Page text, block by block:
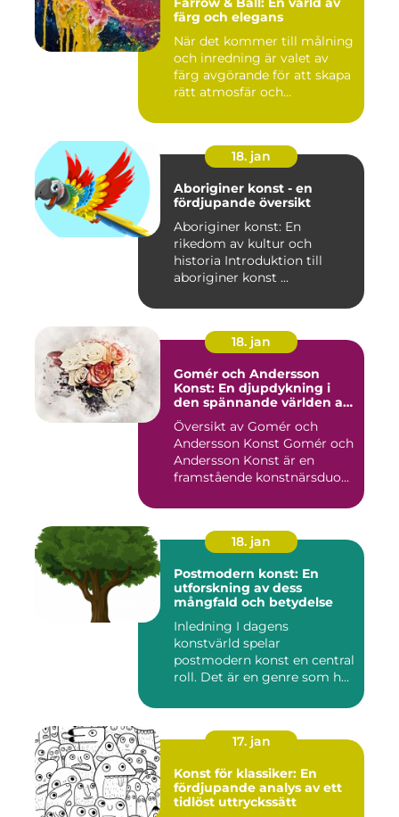
färg och elegans
När det kommer till målning
och inredning är valet av
färg avgörande för att skapa
rätt atmosfär och...
18. jan
Aboriginer konst - en
fördjupande översikt
Aboriginer konst: En
rikedom av kultur och
historia Introduktion till
aboriginer konst ...
18. jan
Gomér och Andersson
Konst: En djupdykning i
den spännande världen av
konst
Översikt av Gomér och
Andersson Konst Gomér och
Andersson Konst är en
framstående konstnärsduo
18. jan
Postmodern konst: En
utforskning av dess
mångfald och betydelse
Inledning I dagens
konstvärld spelar
postmodern konst en central
roll. Det är en genre som har
17. jan
Konst för klassiker: En
fördjupande analys av ett
tidlöst uttryckssätt